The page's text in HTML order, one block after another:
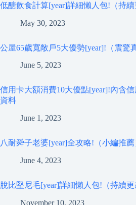
低醣飲食計算[year]詳細懶人包!（持續
May 30, 2023
公屋65歲寬敞戶5大優勢[year]!（震驚
June 5, 2023
信用卡大額消費10大優點[year]!內含
資料
June 1, 2023
八耐舜子老婆[year]全攻略!（小編推薦
June 4, 2023
脫比堅尼毛[year]詳細懶人包!（持續更
November 10, 2023